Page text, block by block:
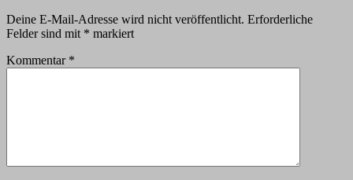
Deine E-Mail-Adresse wird nicht veröffentlicht. Erforderliche
Felder sind mit * markiert
Kommentar *